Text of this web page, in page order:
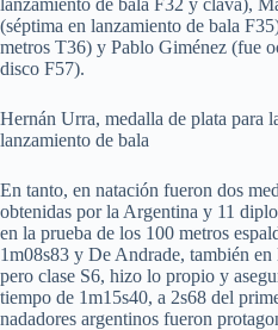
lanzamiento de bala F32 y clava),
(séptima en lanzamiento de bala
metros T36) y Pablo Giménez (fue
disco F57).
Hernán Urra, medalla de plata para
lanzamiento de bala
En tanto, en natación fueron dos
obtenidas por la Argentina y 11
en la prueba de los 100 metros
1m08s83 y De Andrade, también en
pero clase S6, hizo lo propio y
tiempo de 1m15s40, a 2s68 del
nadadores argentinos fueron